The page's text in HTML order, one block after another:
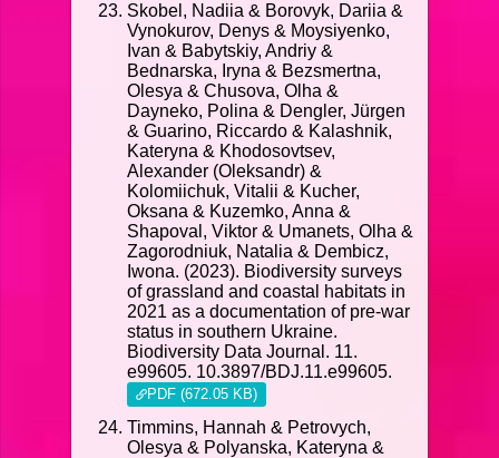
Skobel, Nadiia & Borovyk, Dariia &
Vynokurov, Denys & Moysiyenko,
Ivan & Babytskiy, Andriy &
Bednarska, Iryna & Bezsmertna,
Olesya & Chusova, Olha &
Dayneko, Polina & Dengler, Jürgen
& Guarino, Riccardo & Kalashnik,
Kateryna & Khodosovtsev,
Alexander (Oleksandr) &
Kolomiichuk, Vitalii & Kucher,
Oksana & Kuzemko, Anna &
Shapoval, Viktor & Umanets, Olha &
Zagorodniuk, Natalia & Dembicz,
Iwona. (2023). Biodiversity surveys
of grassland and coastal habitats in
2021 as a documentation of pre-war
status in southern Ukraine.
Biodiversity Data Journal. 11.
e99605. 10.3897/BDJ.11.e99605.
PDF (672.05 KB)
Timmins, Hannah & Petrovych,
Olesya & Polyanska, Kateryna &